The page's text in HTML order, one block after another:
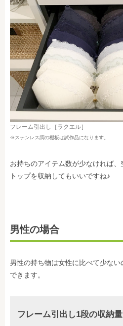
フレーム引出し［ラクエル］
※ステンレス調の棚板は試作品になります。
お持ちのアイテム数が少なければ
トップを収納してもいいですね♪
男性の場合
男性の持ち物は女性に比べて少な
できます。
フレーム引出し1段の収納量